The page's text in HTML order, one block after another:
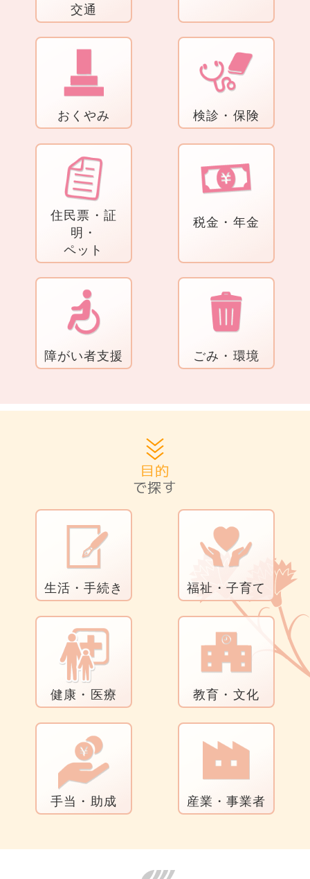
交通
おくやみ 検診・保険
住民票・証
明・
ペット
税金・年金
障がい者支援 ごみ・環境
目的
で探す
生活・手続き 福祉・子育て
健康・医療 教育・文化
手当・助成 産業・事業者